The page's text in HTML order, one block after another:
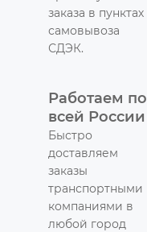
заказа в пунктах
самовывоза
СДЭК.
Работаем по
всей России
Быстро
доставляем
заказы
транспортными
компаниями в
любой город